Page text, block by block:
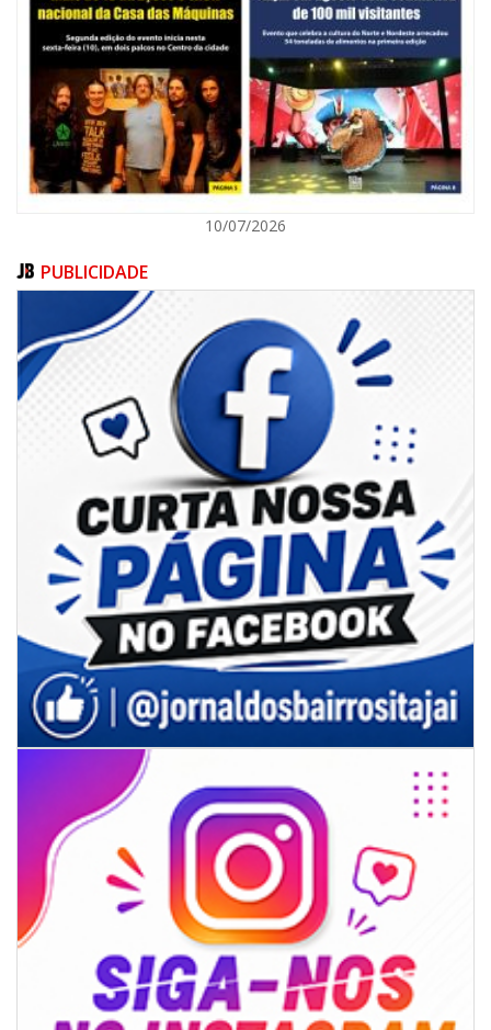
Camboriú inicia obra que ampliará conexão entre vias e reforçará
mobilidade urbana
PORTO BELO
06/08/2026 | 07:00
Porto Belo abre inscrições para entidades da sociedade civil participarem
da composição do Conselho Municipal da Habitação
NAVEGANTES
10/07/2026
PUBLICIDADE